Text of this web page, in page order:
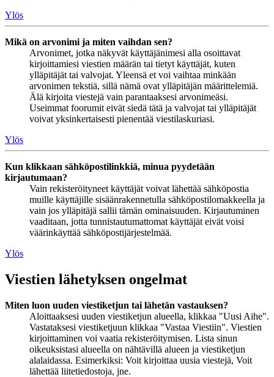
Ylös
Mikä on arvonimi ja miten vaihdan sen?
Arvonimet, jotka näkyvät käyttäjänimesi alla osoittavat
kirjoittamiesi viestien määrän tai tietyt käyttäjät, kuten
ylläpitäjät tai valvojat. Yleensä et voi vaihtaa minkään
arvonimen tekstiä, sillä nämä ovat ylläpitäjän määrittelemiä.
Älä kirjoita viestejä vain parantaaksesi arvonimeäsi.
Useimmat foorumit eivät siedä tätä ja valvojat tai ylläpitäjät
voivat yksinkertaisesti pienentää viestilaskuriasi.
Ylös
Kun klikkaan sähköpostilinkkiä, minua pyydetään
kirjautumaan?
Vain rekisteröityneet käyttäjät voivat lähettää sähköpostia
muille käyttäjille sisäänrakennetulla sähköpostilomakkeella ja
vain jos ylläpitäjä sallii tämän ominaisuuden. Kirjautuminen
vaaditaan, jotta tunnistautumattomat käyttäjät eivät voisi
väärinkäyttää sähköpostijärjestelmää.
Ylös
Viestien lähetyksen ongelmat
Miten luon uuden viestiketjun tai lähetän vastauksen?
Aloittaaksesi uuden viestiketjun alueella, klikkaa "Uusi Aihe".
Vastataksesi viestiketjuun klikkaa "Vastaa Viestiin". Viestien
kirjoittaminen voi vaatia rekisteröitymisen. Lista sinun
oikeuksistasi alueella on nähtävillä alueen ja viestiketjun
alalaidassa. Esimerkiksi: Voit kirjoittaa uusia viestejä, Voit
lähettää liitetiedostoja, jne.